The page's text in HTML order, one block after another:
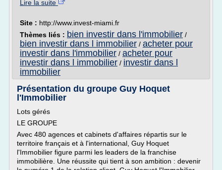
Lire la suite
Site : http://www.invest-miami.fr
Thèmes liés : bien investir dans l'immobilier /
bien investir dans l immobilier / acheter pour
investir dans l'immobilier / acheter pour
investir dans l immobilier / investir dans l
immobilier
Présentation du groupe Guy Hoquet
l'Immobilier
Lots gérés
LE GROUPE
Avec 480 agences et cabinets d'affaires répartis sur le
territoire français et à l'international, Guy Hoquet
l'Immobilier figure parmi les leaders de la franchise
immobilière. Une réussite qui tient à son ambition : devenir